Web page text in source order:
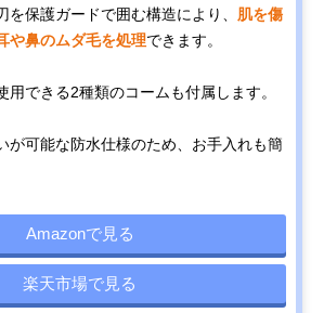
を保護ガードで囲む構造により、 肌を傷
や鼻のムダ毛を処理できます。
用できる2種類のコームも付属します。
が可能な防水仕様のため、お手入れも簡
Amazonで見る
楽天市場で見る